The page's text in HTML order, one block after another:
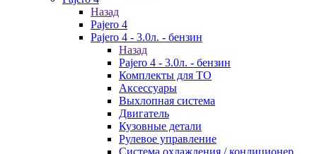
Назад
Pajero 4
Pajero 4 - 3.0л. - бензин
Назад
Pajero 4 - 3.0л. - бензин
Комплекты для ТО
Аксессуары
Выхлопная система
Двигатель
Кузовные детали
Рулевое управление
Система охлаждения / кондиционер